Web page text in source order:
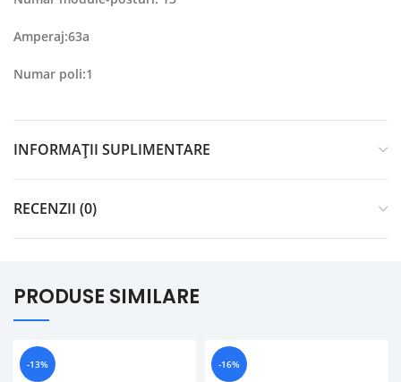
Amperaj:63a
Numar poli:1
INFORMAȚII SUPLIMENTARE
RECENZII (0)
PRODUSE SIMILARE
-13% -16%